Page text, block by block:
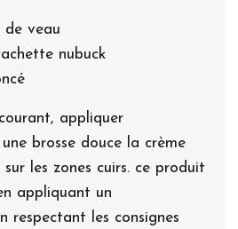
de veau
nubuck
appliquer
brosse douce la crème
les zones cuirs. ce produit
appliquant un
respectant les consignes